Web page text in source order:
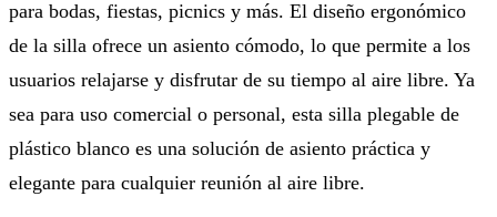
para bodas, fiestas, picnics y más. El diseño ergonómico
de la silla ofrece un asiento cómodo, lo que permite a los
usuarios relajarse y disfrutar de su tiempo al aire libre. Ya
sea para uso comercial o personal, esta silla plegable de
plástico blanco es una solución de asiento práctica y
elegante para cualquier reunión al aire libre.